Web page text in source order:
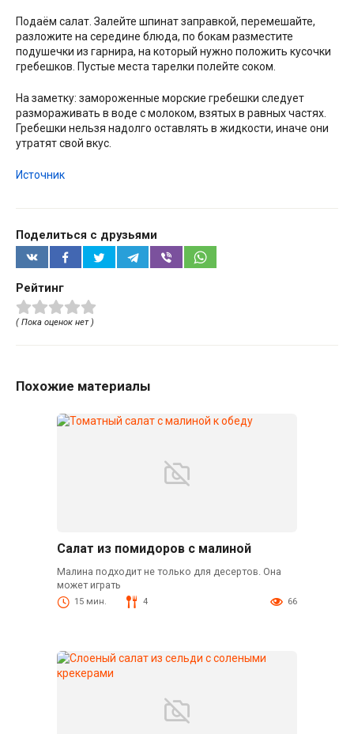
Подаём салат. Залейте шпинат заправкой, перемешайте,
разложите на середине блюда, по бокам разместите
подушечки из гарнира, на который нужно положить кусочки
гребешков. Пустые места тарелки полейте соком.
На заметку: замороженные морские гребешки следует
размораживать в воде с молоком, взятых в равных частях.
Гребешки нельзя надолго оставлять в жидкости, иначе они
утратят свой вкус.
Источник
Поделиться с друзьями
Рейтинг
( Пока оценок нет )
Похожие материалы
Салат из помидоров с малиной
Малина подходит не только для десертов. Она
может играть
15 мин. 4 66